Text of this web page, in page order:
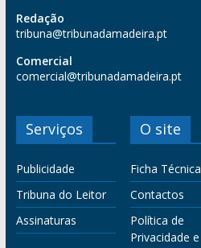
Redação
tribuna@tribunadamadeira.pt
Comercial
comercial@tribunadamadeira.pt
Serviços
Publicidade
Tribuna do Leitor
Assinaturas
O site
Ficha Técnica
Contactos
Política de
Privacidade e